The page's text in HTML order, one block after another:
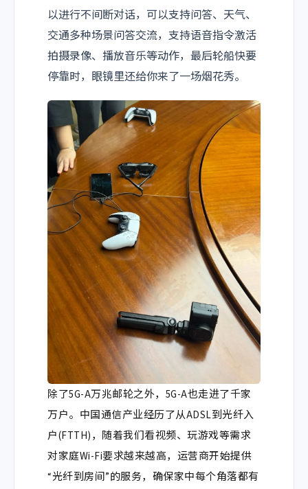
以进行不间断对话，可以支持问答、天气、
交通多种场景问答交流，支持语音指令激活
拍摄录像、播放音乐等动作，最后轮船快要
停靠时，眼镜里还给你来了一场烟花秀。
除了5G-A万兆邮轮之外，5G-A也走进了千家
万户。中国通信产业经历了从ADSL到光纤入
户(FTTH)，随着我们看视频、玩游戏等需求
对家庭Wi-Fi要求越来越高，运营商开始提供
“光纤到房间”的服务，确保家中每个角落都有